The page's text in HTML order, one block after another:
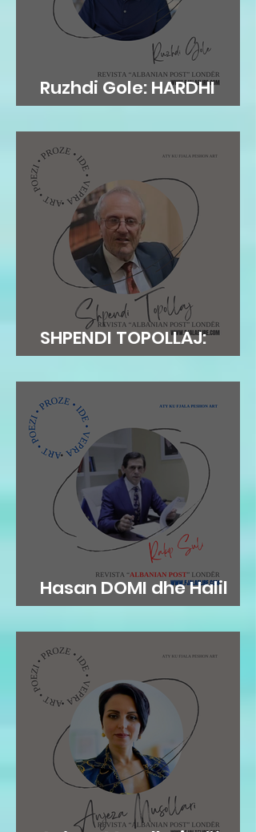
Ruzhdi Gole: HARDHI
FRYMORE
SHPENDI TOPOLLAJ:
ANDERSENI…
Hasan DOMI dhe Halil
RAMA: KAMZA...